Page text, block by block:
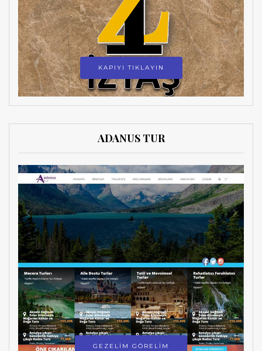
KAPIYI TIKLAYIN
ADANUS TUR
GEZELİM GÖRELİM